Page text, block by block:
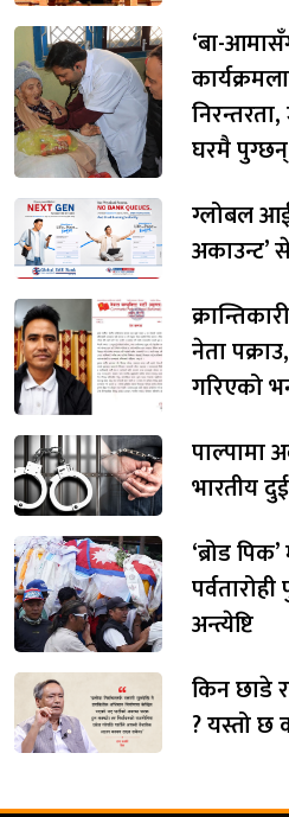
‘बा-
घरमै
ग्लोबल
अकाउन्ट’
नेता
गरिएको
पाल्पामा
भारतीय
‘ब्रोड
अन्त्येष्टि
किन छाडे
? यस्तो छ